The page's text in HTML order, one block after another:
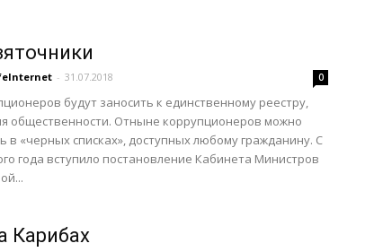
- 31.07.2018 0
будут заносить к единственному реестру,
общественности. Отныне коррупционеров можно
в «черных списках», доступных любому гражданину. С
года вступило постановление Кабинета Министров
Карибах